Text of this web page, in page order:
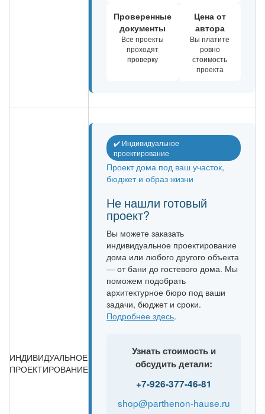
Проверенные
документы
Все проекты
проходят
проверку
Цена от
автора
Вы платите
ровно
стоимость
проекта
ИНДИВИДУАЛЬНОЕ
ПРОЕКТИРОВАНИЕ
✔️ Индивидуальное
проектирование
Проект дома под ваш участок,
бюджет и образ жизни
Не нашли готовый
проект?
Вы можете заказать
индивидуальное проектирование
дома или любого другого объекта
— от бани до гостевого дома. Мы
поможем подобрать
архитектурное бюро под ваши
задачи, бюджет и сроки.
Подробнее здесь.
Узнать стоимость и
обсудить детали:
+7-926-377-46-81
shop@parthenon-hause.ru